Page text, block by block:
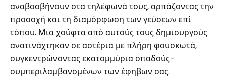
αναβοσβήνουν στα τηλέφωνά τους, αρπάζοντας την
προσοχή και τη διαμόρφωση των γεύσεων επί
τόπου. Μια χούφτα από αυτούς τους δημιουργούς
ανατινάχτηκαν σε αστέρια με πλήρη φουσκωτά,
συγκεντρώνοντας εκατομμύρια οπαδούς-
συμπεριλαμβανομένων των έφηβων σας.